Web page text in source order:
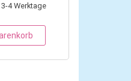
der Produktseite gewählt
4 Werktage